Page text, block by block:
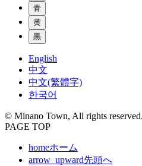
青
黄
黒
English
中文
中文(繁體字)
한국어
© Minano Town, All rights reserved.
PAGE TOP
homeホーム
arrow_upward先頭へ